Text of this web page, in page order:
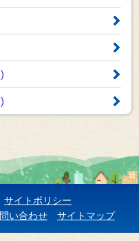
サイトポリシー
い合わせ サイトマップ